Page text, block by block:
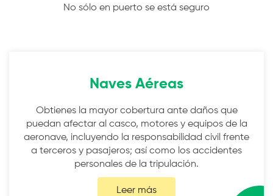
No sólo en puerto se está seguro
Naves Aéreas
Obtienes la mayor cobertura ante daños que
puedan afectar al casco, motores y equipos de la
aeronave, incluyendo la responsabilidad civil frente
a terceros y pasajeros; así como los accidentes
personales de la tripulación.
Leer más